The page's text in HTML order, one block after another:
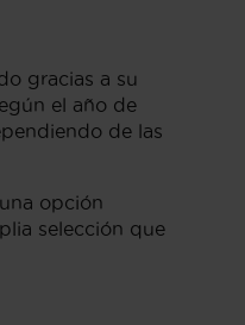
gracias a su
el año de
de las
opción
selección que